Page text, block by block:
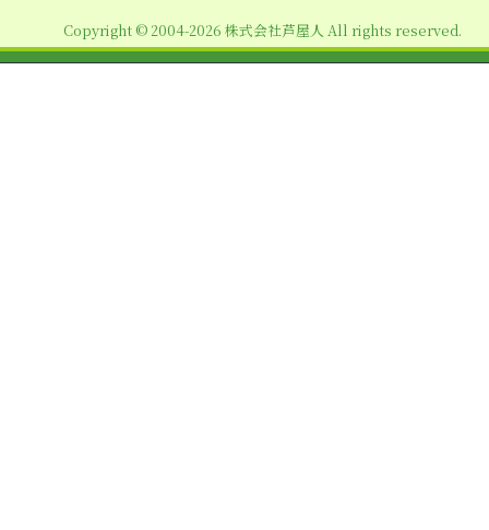
Copyright © 2004-2026 株式会社芦屋人 All rights reserved.